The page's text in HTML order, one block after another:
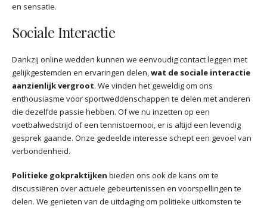
en sensatie.
Sociale Interactie
Dankzij online wedden kunnen we eenvoudig contact leggen met
gelijkgestemden en ervaringen delen,wat de sociale interactie
aanzienlijk vergroot. We vinden het geweldig om ons
enthousiasme voor sportweddenschappen te delen met anderen
die dezelfde passie hebben. Of we nu inzetten op een
voetbalwedstrijd of een tennistoernooi, er is altijd een levendig
gesprek gaande. Onze gedeelde interesse schept een gevoel van
verbondenheid.
Politieke gokpraktijken bieden ons ook de kans om te
discussiëren over actuele gebeurtenissen en voorspellingen te
delen. We genieten van de uitdaging om politieke uitkomsten te